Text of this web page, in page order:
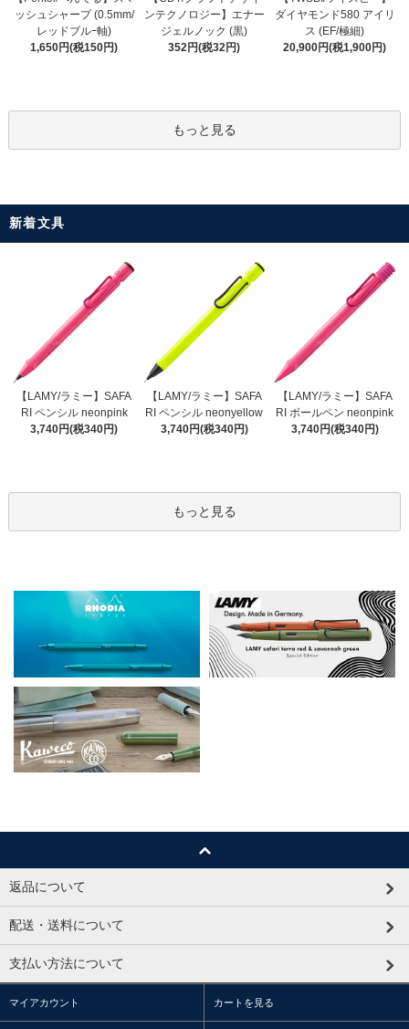
ッシュシャープ (0.5mm/
レッドブルｰ軸)
1,650円(税150円)
ンテクノロジー】エナー
ジェルノック (黒)
352円(税32円)
ダイヤモンド580 アイリ
ス (EF/極細)
20,900円(税1,900円)
もっと見る
新着文具
【LAMY/ラミー】SAFA
RI ペンシル neonpink
3,740円(税340円)
【LAMY/ラミー】SAFA
RI ペンシル neonyellow
3,740円(税340円)
【LAMY/ラミー】SAFA
RI ボールペン neonpink
3,740円(税340円)
もっと見る
返品について
配送・送料について
支払い方法について
マイアカウント カートを見る